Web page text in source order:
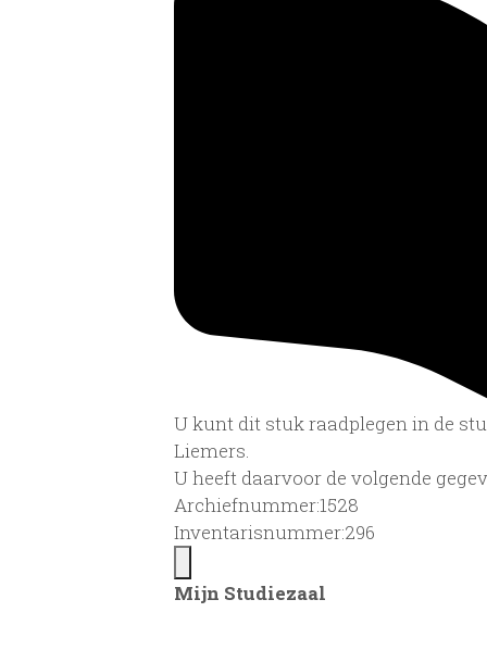
U kunt dit stuk raadplegen in de
Liemers.
U heeft daarvoor de volgende
Archiefnummer:1528
Inventarisnummer:296
Mijn Studiezaal